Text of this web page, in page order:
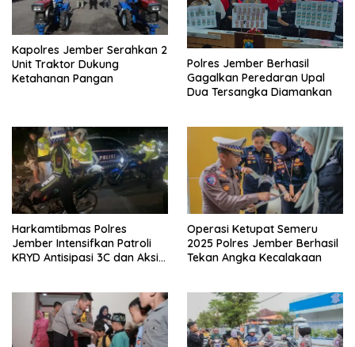
Kapolres Jember Serahkan 2
Unit Traktor Dukung
Ketahanan Pangan
Polres Jember Berhasil
Gagalkan Peredaran Upal
Dua Tersangka Diamankan
Harkamtibmas Polres
Jember Intensifkan Patroli
KRYD Antisipasi 3C dan Aksi
Operasi Ketupat Semeru
2025 Polres Jember Berhasil
Tekan Angka Kecalakaan